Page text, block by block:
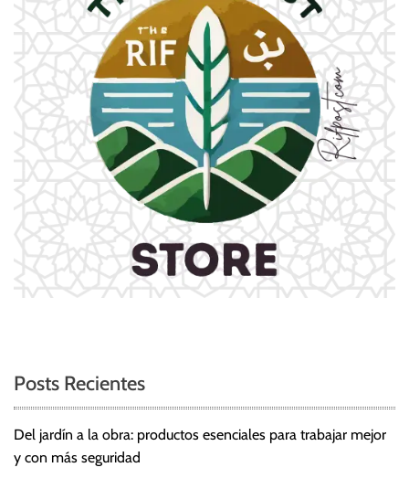
Posts Recientes
Del jardín a la obra: productos esenciales para trabajar mejor
y con más seguridad